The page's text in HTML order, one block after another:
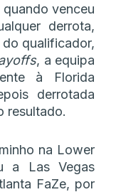
venceu
derrota,
qualificador,
, a equipa
à Florida
derrotada
resultado.
na Lower
a Las Vegas
FaZe, por